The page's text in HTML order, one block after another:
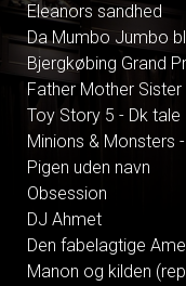
Eleanors sandhed
Da Mumbo Jumbo
Bjergkøbing Grand
Father Mother
Toy Story 5 - Dk tale
Minions & Monsters
Pigen uden navn
Obsession
DJ Ahmet
Den fabelagtige
Manon og kilden